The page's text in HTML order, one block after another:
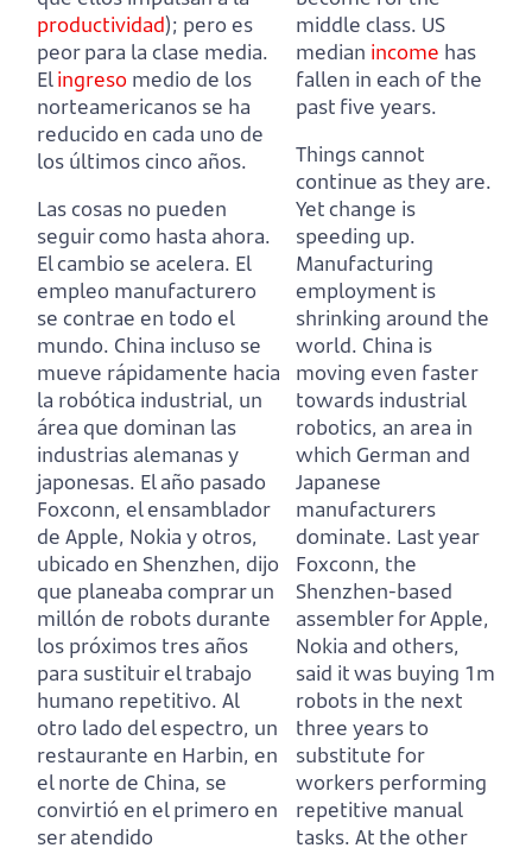
productividad); pero es
peor para la clase media.
Elingreso medio de los
norteamericanos se ha
reducido en cada uno de
los últimos cinco años.
Las cosas no pueden
seguir como hasta ahora.
El cambio se acelera. El
empleo manufacturero
se contrae en todo el
mundo. China incluso se
mueve rápidamente hacia
la robótica industrial, un
área que dominan las
industrias alemanas y
japonesas. El año pasado
Foxconn, el ensamblador
de Apple, Nokia y otros,
ubicado en Shenzhen, dijo
que planeaba comprar un
millón de robots durante
los próximos tres años
para sustituir el trabajo
humano repetitivo. Al
otro lado del espectro, un
restaurante en Harbin, en
el norte de China, se
convirtió en el primero en
ser atendido
middle class. US
median income has
fallen in each of the
past five years.
Things cannot
continue as they are.
Yet change is
speeding up.
Manufacturing
employment is
shrinking around the
world. China is
moving even faster
towards industrial
robotics, an area in
which German and
Japanese
manufacturers
dominate. Last year
Foxconn, the
Shenzhen-based
assembler for Apple,
Nokia and others,
said it was buying 1m
robots in the next
three years to
substitute for
workers performing
repetitive manual
tasks. At the other